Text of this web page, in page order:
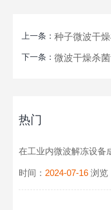
上一条：种子微波干
下一条：微波干燥杀
热门
在工业内微波解冻设备
时间： 2024-07-16 浏览